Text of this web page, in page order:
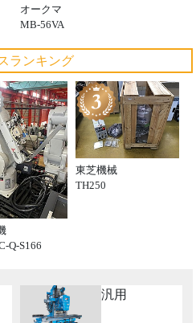
オークマ
MB-56VA
ランキング
Q-S166
東芝機械
TH250
汎用